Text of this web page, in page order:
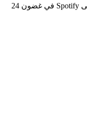
تظهر الحفلات الموسيقية الجديدة عادةً على Spotify في غضون 24